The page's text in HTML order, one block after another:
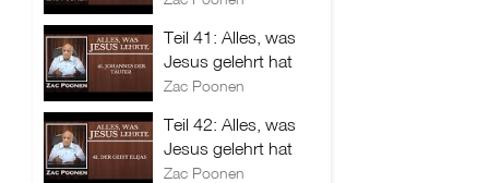
Teil 41: Alles, was
Jesus gelehrt hat
Zac Poonen
Teil 42: Alles, was
Jesus gelehrt hat
Zac Poonen